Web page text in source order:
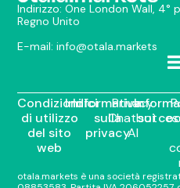
Indirizzo: One London Wall, 4°
Regno Unito
E-mail:info@otala.markets
Condizioni
di utilizzo
del sito
web
Indici
Informativa
sulla
privacy
Privacy
Chatbot
AI
sui
otala.markets è una società